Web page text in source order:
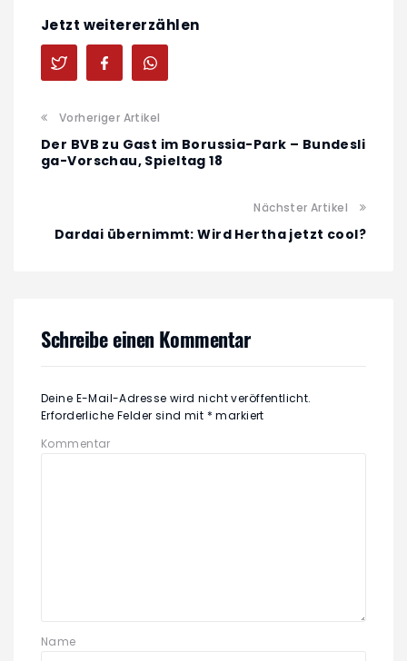
Jetzt weitererzählen
Vorheriger Artikel
Der BVB zu Gast im Borussia-Park – Bundesli
ga-Vorschau, Spieltag 18
Nächster Artikel
Dardai übernimmt: Wird Hertha jetzt cool?
Schreibe einen Kommentar
Deine E-Mail-Adresse wird nicht veröffentlicht.
Erforderliche Felder sind mit * markiert
Kommentar
Name